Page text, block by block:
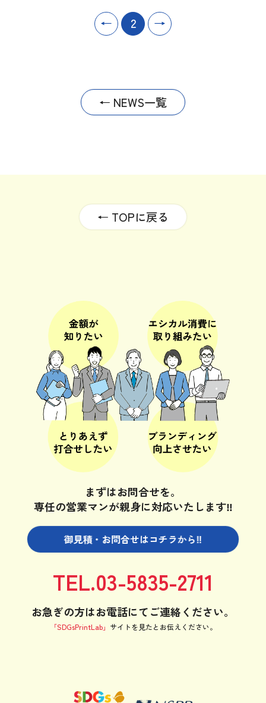
← 2 →
← NEWS一覧
← TOPに戻る
まずはお問合せを。
専任の営業マンが親身に対応いたします‼
御見積・お問合せはコチラから‼
お急ぎの方はお電話にてご連絡ください。
TEL.03-5835-2711
「SDGsPrintLab」 サイトを見たと お伝えください。